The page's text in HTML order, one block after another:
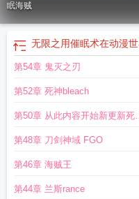
眠海贼
无限之用催眠术在动漫
第54章 鬼灭之刃
第52章 死神bleach
第50章 从此内容开始新更新死
bleach
第48章 刀剑神域 FGO
第46章 海贼王
第44章 兰斯rance